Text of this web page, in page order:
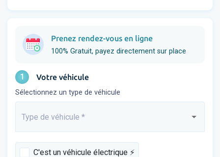
Prenez rendez-vous en ligne
100% Gratuit, payez directement sur place
1 Votre véhicule
Sélectionnez un type de véhicule
Saisissez...
Type de véhicule *
C'est un véhicule électrique ⚡️